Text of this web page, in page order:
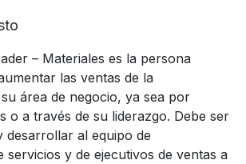
– Materiales es la persona
las ventas de la
área de negocio, ya sea por
o a través de su liderazgo. Debe ser
desarrollar al equipo de
servicios y de ejecutivos de ventas a